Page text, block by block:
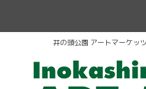
井の頭公園 アートマーケッ